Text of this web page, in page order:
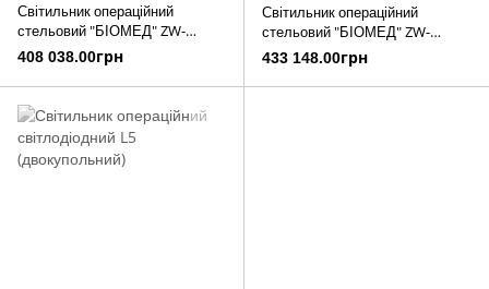
Світильник операційний
стельовий "БІОМЕД" ZW-
K700/500H
408 038.00грн
Світильник операційний
стельовий "БІОМЕД" ZW-
K700/700H
433 148.00грн